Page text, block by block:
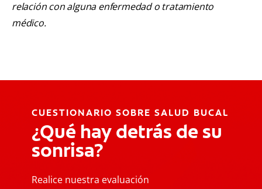
relación con alguna enfermedad o tratamiento
médico.
CUESTIONARIO SOBRE SALUD BUCAL
¿Qué hay detrás de su
sonrisa?
Realice nuestra evaluación